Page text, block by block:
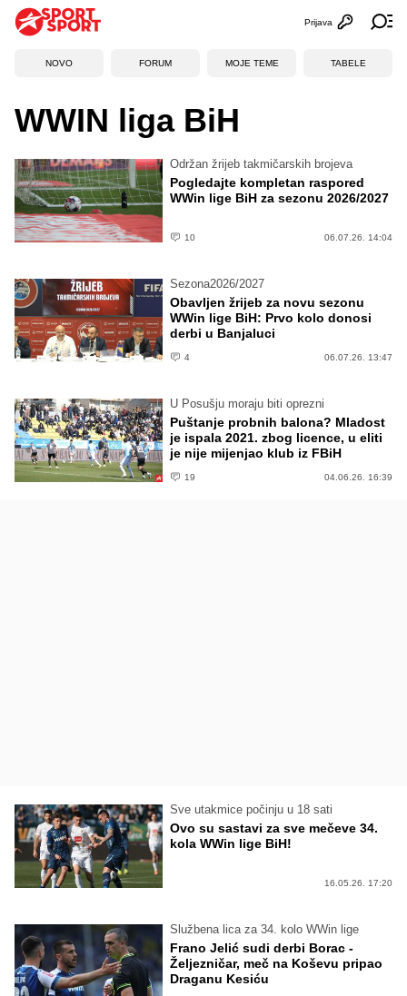
Otvori
Prijava
NOVO FORUM MOJE TEME TABELE
WWIN liga BiH
Održan žrijeb takmičarskih brojeva
Pogledajte kompletan raspored
WWin lige BiH za sezonu 2026/2027
10 06.07.26. 14:04
Sezona2026/2027
Obavljen žrijeb za novu sezonu
WWin lige BiH: Prvo kolo donosi
derbi u Banjaluci
4 06.07.26. 13:47
U Posušju moraju biti oprezni
Puštanje probnih balona? Mladost
je ispala 2021. zbog licence, u eliti
je nije mijenjao klub iz FBiH
19 04.06.26. 16:39
Sve utakmice počinju u 18 sati
Ovo su sastavi za sve mečeve 34.
kola WWin lige BiH!
16.05.26. 17:20
Službena lica za 34. kolo WWin lige
Frano Jelić sudi derbi Borac -
Željezničar, meč na Koševu pripao
Draganu Kesiću